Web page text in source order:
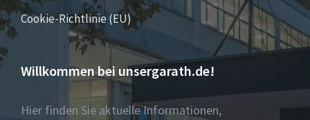
Cookie-Richtlinie (EU)
Willkommen bei unsergarath.de!
Hier finden Sie aktuelle Informationen,